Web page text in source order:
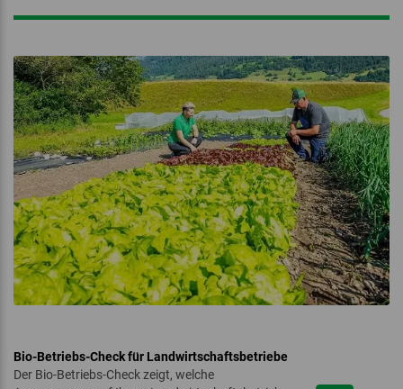
Bio-Betriebs-Check für Landwirtschaftsbetriebe
Der Bio-Betriebs-Check zeigt, welche